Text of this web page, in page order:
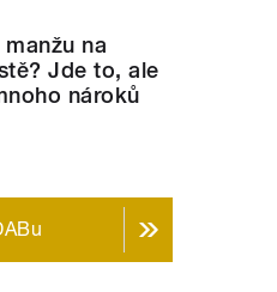
na
Jde to, ale
nároků